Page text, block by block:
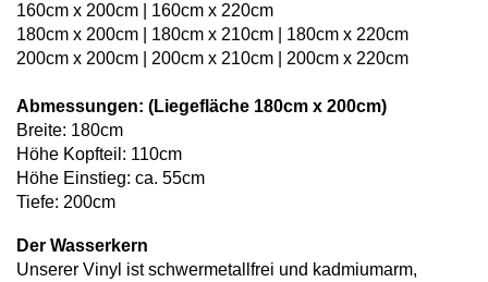
160cm x 200cm | 160cm x 220cm
180cm x 200cm | 180cm x 210cm | 180cm x 220cm
200cm x 200cm | 200cm x 210cm | 200cm x 220cm
Abmessungen: (Liegefläche 180cm x 200cm)
Breite: 180cm
Höhe Kopfteil: 110cm
Höhe Einstieg: ca. 55cm
Tiefe: 200cm
Der Wasserkern
Unserer Vinyl ist schwermetallfrei und kadmiumarm,